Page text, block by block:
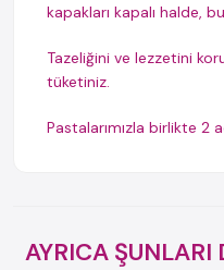
kapakları kapalı halde,
Tazeliğini ve lezzetini
tüketiniz.
Pastalarımızla birlikte 2
AYRICA ŞUNLARI